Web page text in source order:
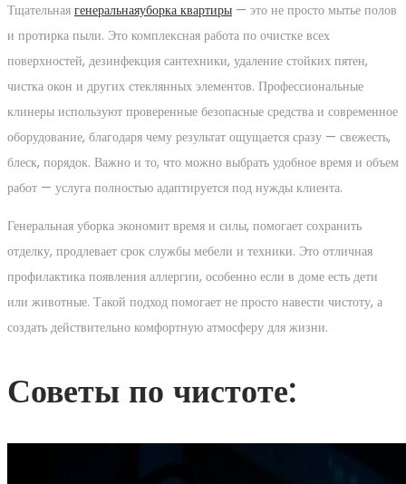
Тщательная генеральнаяуборка квартиры — это не просто мытье полов
и протирка пыли. Это комплексная работа по очистке всех
поверхностей, дезинфекция сантехники, удаление стойких пятен,
чистка окон и других стеклянных элементов. Профессиональные
клинеры используют проверенные безопасные средства и современное
оборудование, благодаря чему результат ощущается сразу — свежесть,
блеск, порядок. Важно и то, что можно выбрать удобное время и объем
работ — услуга полностью адаптируется под нужды клиента.
Генеральная уборка экономит время и силы, помогает сохранить
отделку, продлевает срок службы мебели и техники. Это отличная
профилактика появления аллергии, особенно если в доме есть дети
или животные. Такой подход помогает не просто навести чистоту, а
создать действительно комфортную атмосферу для жизни.
Советы по чистоте: